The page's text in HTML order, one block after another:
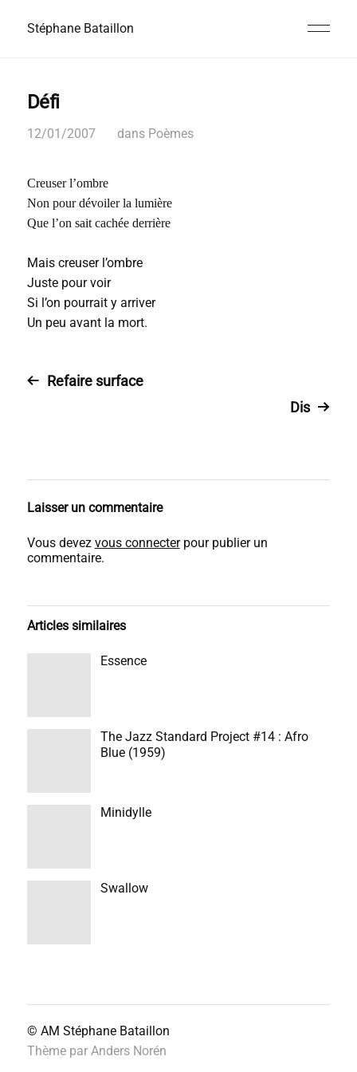
Stéphane Bataillon
Défi
12/01/2007 dans Poèmes
Creuser l’ombre
Non pour dévoiler la lumière
Que l’on sait cachée derrière
Mais creuser l’ombre
Juste pour voir
Si l’on pourrait y arriver
Un peu avant la mort.
Refaire surface
Dis
Laisser un commentaire
Vous devez vous connecterpour publier un
commentaire.
Articles similaires
Essence
The Jazz Standard Project #14 : Afro
Blue (1959)
Minidylle
Swallow
© AM Stéphane Bataillon
Thème par Anders Norén